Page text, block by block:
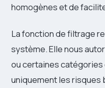
homogènes et de
La fonction de filtrage
système. Elle nous
ou certaines catégories
uniquement les risques